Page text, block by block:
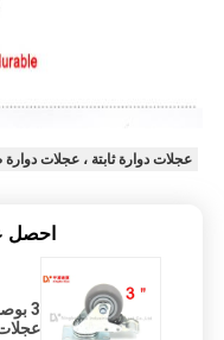
عجلات دوارة ثابتة ، عجلات دوارة
احصل